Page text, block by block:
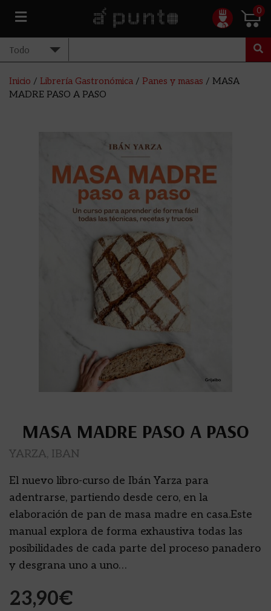
0
Inicio / Librería Gastronómica / Panes y masas / MASA
MADRE PASO A PASO
MASA MADRE PASO A PASO
YARZA, IBAN
El nuevo libro-curso de Ibán Yarza para
adentrarse, partiendo desde cero, en la
elaboración de pan de masa madre en casa.Este
manual explora de forma exhaustiva todas las
posibilidades de cada parte del proceso panadero
y desgrana uno a uno…
23,90€